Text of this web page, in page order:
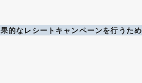
的なレシートキャンペーンを行うため